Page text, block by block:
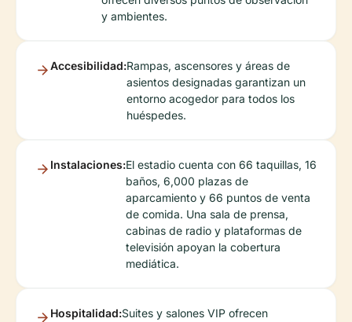
y ambientes.
Accesibilidad:Rampas, ascensores y áreas de
asientos designadas garantizan un
entorno acogedor para todos los
huéspedes.
Instalaciones:El estadio cuenta con 66 taquillas, 16
baños, 6,000 plazas de
aparcamiento y 66 puntos de venta
de comida. Una sala de prensa,
cabinas de radio y plataformas de
televisión apoyan la cobertura
mediática.
Hospitalidad:Suites y salones VIP ofrecen